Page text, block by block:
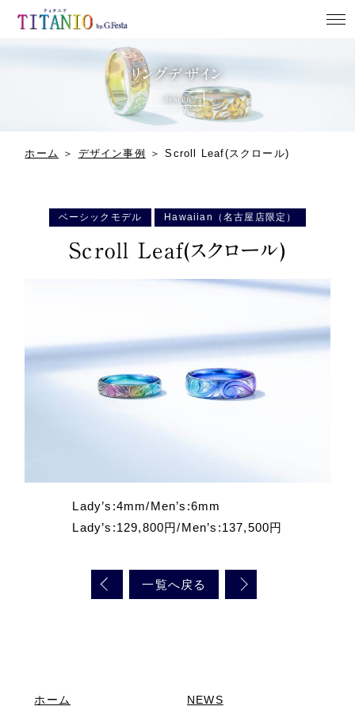
店舗案内
来店予約
リングデザイン
design
ホーム ＞ デザイン事例 ＞Scroll Leaf(スクロール)
ベーシックモデル Hawaiian（名古屋店限定）
Scroll Leaf(スクロール)
Lady’s:4mm/Men’s:6mm
Lady’s:129,800円/Men’s:137,500円
一覧へ戻る
ホーム NEWS